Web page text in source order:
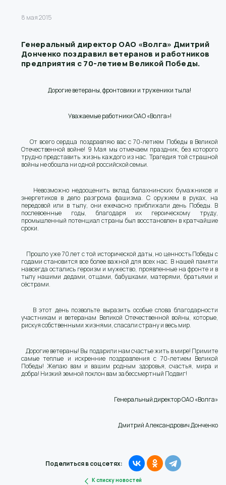
8 мая 2015
Генеральный директор ОАО «Волга» Дмитрий
Донченко поздравил ветеранов и работников
предприятия с 70-летием Великой Победы.
Дорогие ветераны, фронтовики и труженики тыла!
Уважаемые работники ОАО «Волга»!
От всего сердца поздравляю вас с 70-летием Победы в Великой
Отечественной войне! 9 Мая мы отмечаем праздник, без которого
трудно представить жизнь каждого из нас. Трагедия той страшной
войны не обошла ни одной российской семьи.
Невозможно недооценить вклад балахнинских бумажников и
энергетиков в дело разгрома фашизма. С оружием в руках, на
передовой или в тылу, они ежечасно приближали день Победы. В
послевоенные годы, благодаря их героическому труду,
промышленный потенциал страны был восстановлен в кратчайшие
сроки.
Прошло уже 70 лет с той исторической даты, но ценность Победы с
годами становится все более важной для всех нас. В нашей памяти
навсегда остались героизм и мужество, проявленные на фронте и в
тылу нашими дедами, отцами, бабушками, матерями, братьями и
сёстрами.
В этот день позвольте выразить особые слова благодарности
участникам и ветеранам Великой Отечественной войны, которые,
рискуя собственными жизнями, спасали страну и весь мир.
Дорогие ветераны! Вы подарили нам счастье жить в мире! Примите
самые теплые и искренние поздравления с 70-летием Великой
Победы! Желаю вам и вашим родным здоровья, счастья, мира и
добра! Низкий земной поклон вам за бессмертный Подвиг!
Генеральный директор ОАО «Волга»
Дмитрий Александрович Донченко
К списку новостей
Поделиться в соцсетях: